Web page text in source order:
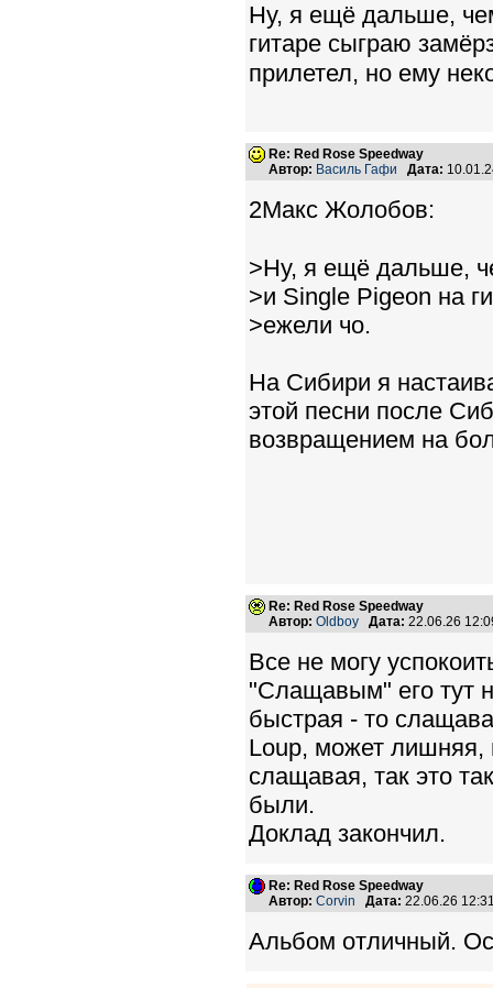
Ну, я ещё дальше,
гитаре сыграю
прилетел, но ему
Re: Red Rose Speedway
Автор: Василь Гафи Дата:
2Макс Жолобов:
>Ну, я ещё дальше,
>и Single Pigeon на
>ежели чо.
На Сибири я
этой песни после
возвращением на
Re: Red Rose Speedway
Автор: Oldboy Дата: 22.06.26
Все не могу
"Слащавым" его тут
быстрая - то
Loup, может лишняя,
слащавая, так это
были.
Доклад закончил.
Re: Red Rose Speedway
Автор: Corvin Дата: 22.06.26
Альбом отличный.